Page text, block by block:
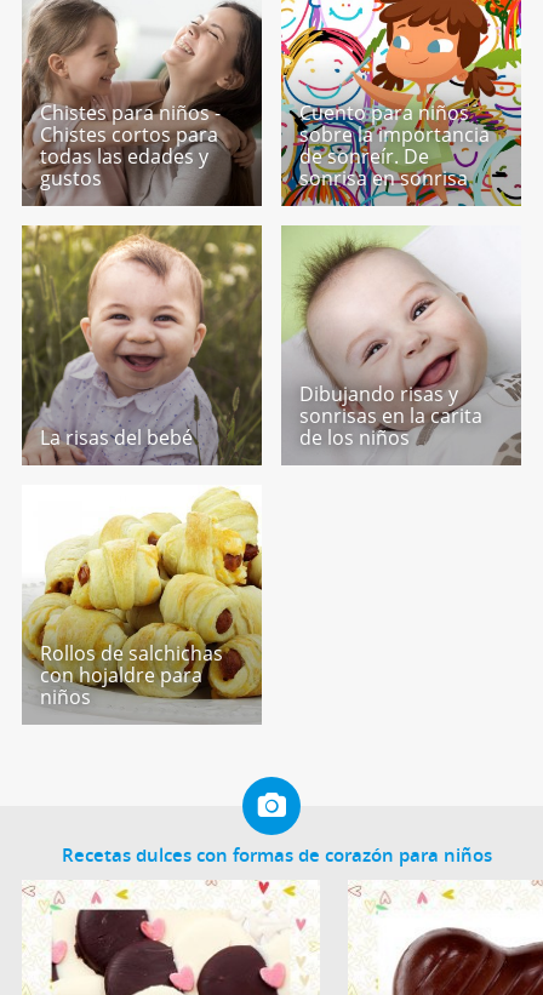
Chistes para niños -
Chistes cortos para
todas las edades y
gustos
Cuento para niños
sobre la importancia
de sonreír. De
sonrisa en sonrisa
La risas del bebé
Dibujando risas y
sonrisas en la carita
de los niños
Rollos de salchichas
con hojaldre para
niños
Recetas dulces con formas de corazón para niños